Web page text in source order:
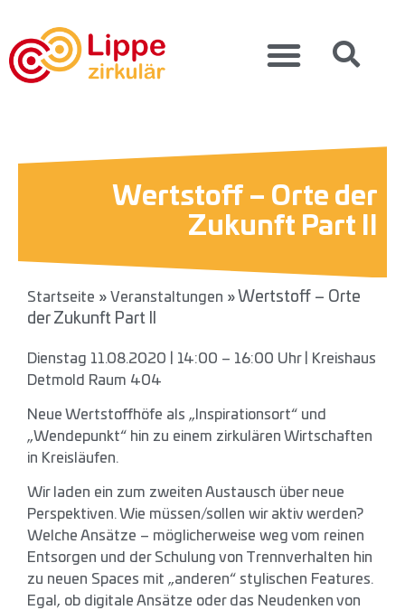
Wertstoff – Orte der
Zukunft Part II
Startseite » Veranstaltungen » Wertstoff – Orte
der Zukunft Part II
Dienstag 11.08.2020 | 14:00 – 16:00 Uhr | Kreishaus
Detmold Raum 404
Neue Wertstoffhöfe als „Inspirationsort“ und
„Wendepunkt“ hin zu einem zirkulären Wirtschaften
in Kreisläufen.
Wir laden ein zum zweiten Austausch über neue
Perspektiven. Wie müssen/sollen wir aktiv werden?
Welche Ansätze – möglicherweise weg vom reinen
Entsorgen und der Schulung von Trennverhalten hin
zu neuen Spaces mit „anderen“ stylischen Features.
Egal, ob digitale Ansätze oder das Neudenken von